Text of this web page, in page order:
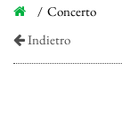
Concerto
Indietro